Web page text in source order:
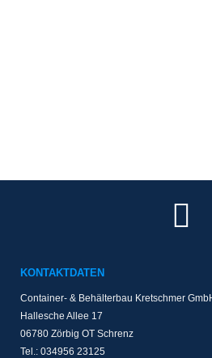
KONTAKTDATEN
Container- & Behälterbau Kretschmer
Hallesche Allee 17
06780 Zörbig OT Schrenz
Tel.: 034956 23125